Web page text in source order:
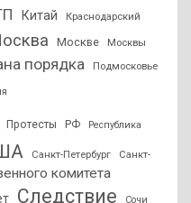
Китай Краснодарский
Москве Москвы
порядка Подмосковье
Протесты РФ Республика
Санкт-Петербург
Санкт-
комитета
Следствие Сочи